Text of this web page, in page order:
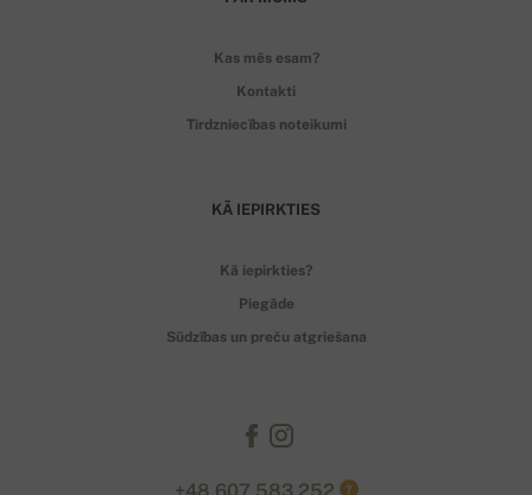
Kas mēs esam?
Kontakti
Tirdzniecības noteikumi
KĀ IEPIRKTIES
Kā iepirkties?
Piegāde
Sūdzības un preču atgriešana
+48 607 583 252 ?